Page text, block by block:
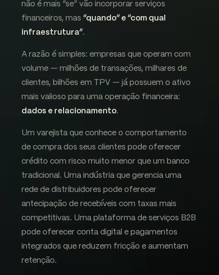
não é mais “se” vão incorporar serviços
financeiros, mas “quando” e “com qual
infraestrutura”.
A razão é simples: empresas que operam com
volume — milhões de transações, milhares de
clientes, bilhões em TPV — já possuem o ativo
mais valioso para uma operação financeira:
dados e relacionamento.
Um varejista que conhece o comportamento
de compra dos seus clientes pode oferecer
crédito com risco muito menor que um banco
tradicional. Uma indústria que gerencia uma
rede de distribuidores pode oferecer
antecipação de recebíveis com taxas mais
competitivas. Uma plataforma de serviços B2B
pode oferecer conta digital e pagamentos
integrados que reduzem fricção e aumentam
retenção.